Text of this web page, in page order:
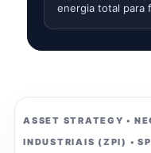
energia total para
ASSET STRATEGY •
INDUSTRIAIS (ZPI) •